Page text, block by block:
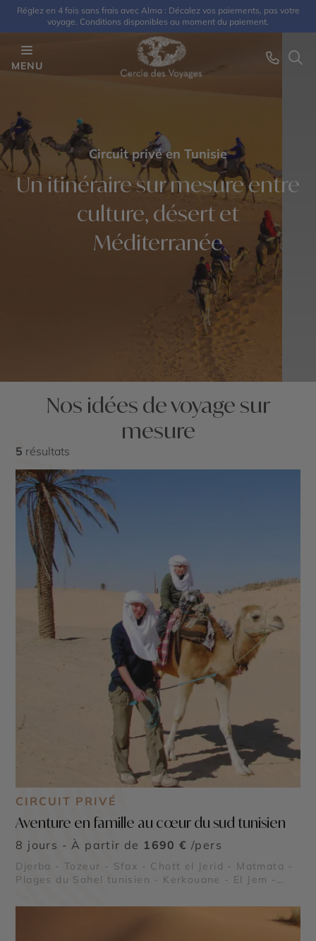
Réglez en 4 fois sans frais avec Alma : Décalez vos paiements, pas votre
voyage. Conditions disponibles au moment du paiement.
MENU
Circuit privé en Tunisie
Un itinéraire sur mesure entre
culture, désert et
Méditerranée
Nos idées de voyage sur
mesure
5 résultats
CIRCUIT PRIVÉ
Aventure en famille au cœur du sud tunisien
8 jours - À partir de 1690 € /pers
Djerba - Tozeur - Sfax - Chott el Jerid - Matmata -
Plages du Sahel tunisien - Kerkouane - El Jem -